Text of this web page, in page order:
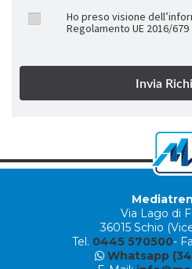
Ho preso visione
Regolamento UE 2016/679
Via Lago di
36015 Schio
Tel. 0445 570500-
Whatsapp